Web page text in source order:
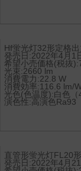
Hf蛍光灯32形定格
発売日:2022年4月1
希望小売価格(税抜
光束:2660 lm
消費電力:22.8 W
消費効率:116.6 lm/
光色(色温度):白色（
演色性:高演色Ra93
直管形蛍光灯FL20
発売日:2022年4月21